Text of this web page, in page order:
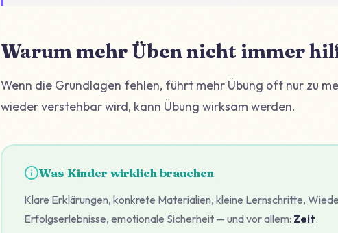
Warum mehr Üben nicht immer
Wenn die Grundlagen fehlen, führt mehr Übung oft nur zu
wieder verstehbar wird, kann Übung wirksam werden.
Was Kinder wirklich brauchen
Klare Erklärungen, konkrete Materialien, kleine Lernschritte,
Erfolgserlebnisse, emotionale Sicherheit — und vor allem: Zeit.